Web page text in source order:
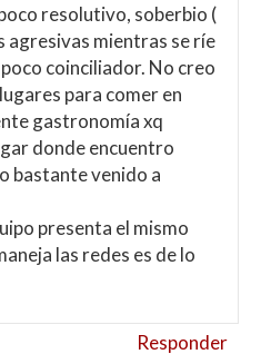
resolutivo, soberbio (
agresivas mientras se ríe
coinciliador. No creo
para comer en
gastronomía xq
donde encuentro
bastante venido a
presenta el mismo
las redes es de lo
Responder